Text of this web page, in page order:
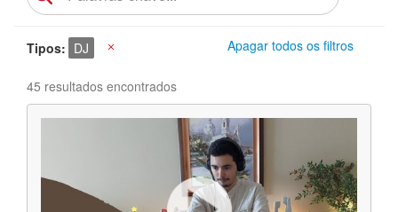
Apagar todos os filtros
Tipos DJ
45 resultados encontrados